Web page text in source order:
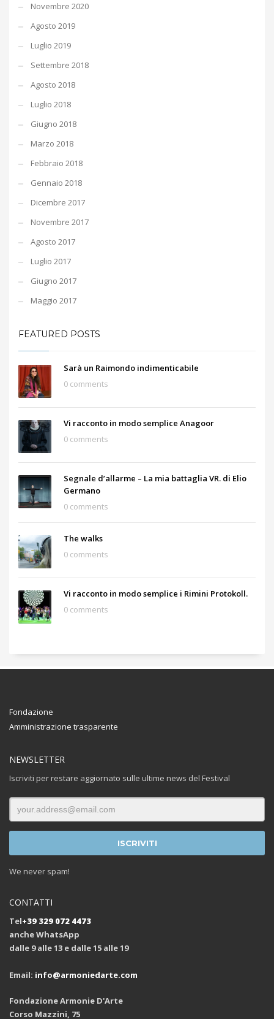
Novembre 2020
Agosto 2019
Luglio 2019
Settembre 2018
Agosto 2018
Luglio 2018
Giugno 2018
Marzo 2018
Febbraio 2018
Gennaio 2018
Dicembre 2017
Novembre 2017
Agosto 2017
Luglio 2017
Giugno 2017
Maggio 2017
FEATURED POSTS
Sarà un Raimondo indimenticabile
0 comments
Vi racconto in modo semplice Anagoor
0 comments
Segnale d’allarme – La mia battaglia VR. di Elio
Germano
0 comments
The walks
0 comments
Vi racconto in modo semplice i Rimini Protokoll.
0 comments
Fondazione
Amministrazione trasparente
NEWSLETTER
Iscriviti per restare aggiornato sulle ultime news del Festival
We never spam!
CONTATTI
Tel+39 329 072 4473
anche WhatsApp
dalle 9 alle 13 e dalle 15 alle 19
Email: info@armoniedarte.com
Fondazione Armonie D'Arte
Corso Mazzini, 75